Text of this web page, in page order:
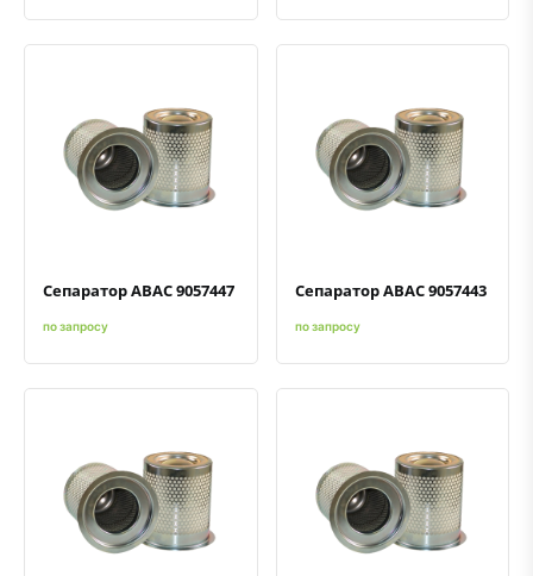
Быстрый просмотрДобавить к сравнению
Добавить в избранное
Сепаратор ABAC 9057447
по запросу
Быстрый просмотрДобавить к сравнению
Добавить в избранное
Сепаратор ABAC 9057443
по запросу
Быстрый просмотрДобавить к сравнению
Добавить в избранное Быстрый просмотрДобавить к сравнению
Добавить в избранное